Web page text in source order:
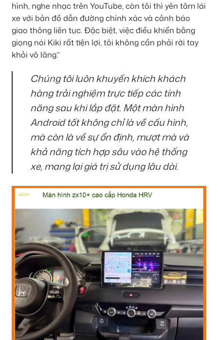
hình, nghe nhạc trên YouTube, còn tôi thì yên tâm lái
xe với bản đồ dẫn đường chính xác và cảnh báo
giao thông liên tục. Đặc biệt, việc điều khiển bằng
giọng nói Kiki rất tiện lợi, tôi không cần phải rời tay
khỏi vô lăng.”
Chúng tôi luôn khuyến khích khách
hàng trải nghiệm trực tiếp các tính
năng sau khi lắp đặt. Một màn hình
Android tốt không chỉ là về cấu hình,
mà còn là về sự ổn định, mượt mà và
khả năng tích hợp sâu vào hệ thống
xe, mang lại giá trị sử dụng lâu dài.